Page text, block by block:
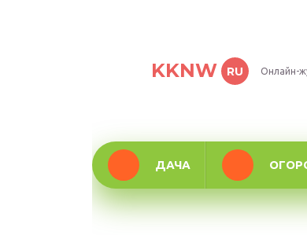
KKNW RU Онлайн-
ДАЧА